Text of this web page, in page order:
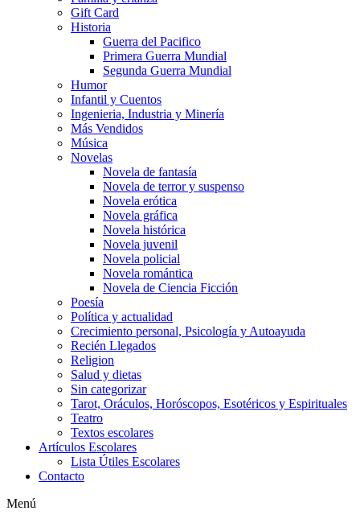
Gift Card
Historia
Guerra del Pacifico
Primera Guerra Mundial
Segunda Guerra Mundial
Humor
Infantil y Cuentos
Ingenieria, Industria y Minería
Más Vendidos
Música
Novelas
Novela de fantasía
Novela de terror y suspenso
Novela erótica
Novela gráfica
Novela histórica
Novela juvenil
Novela policial
Novela romántica
Novela de Ciencia Ficción
Poesía
Política y actualidad
Crecimiento personal, Psicología y Autoayuda
Recién Llegados
Religion
Salud y dietas
Sin categorizar
Tarot, Oráculos, Horóscopos, Esotéricos y Espirituales
Teatro
Textos escolares
Artículos Escolares
Lista Útiles Escolares
Contacto
Menú